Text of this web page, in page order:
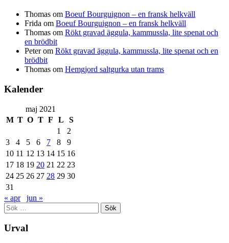
Thomas om Boeuf Bourguignon – en fransk helkväll
Frida om Boeuf Bourguignon – en fransk helkväll
Thomas om Rökt gravad äggula, kammussla, lite spenat och
en brödbit
Peterom Rökt gravad äggula, kammussla, lite spenat och en
brödbit
Thomas om Hemgjord saltgurka utan trams
Kalender
maj 2021
M T O T F L
S
1
2
3
4 5 6 7 8
9
10 11 12 13 14 15 16
17 18 19 20 21 22 23
24 25 26 27 28 29 30
31
« apr
jun »
Sök
efter:
Urval